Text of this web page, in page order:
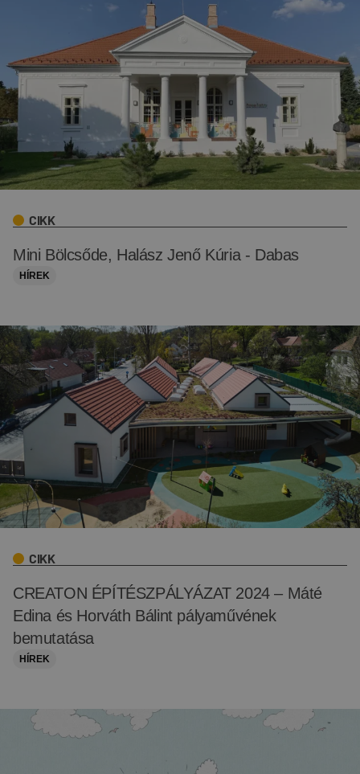
CIKK
Mini Bölcsőde, Halász Jenő Kúria - Dabas
HÍREK
CIKK
CREATON ÉPÍTÉSZPÁLYÁZAT 2024 – Máté
Edina és Horváth Bálint pályaművének
bemutatása
HÍREK